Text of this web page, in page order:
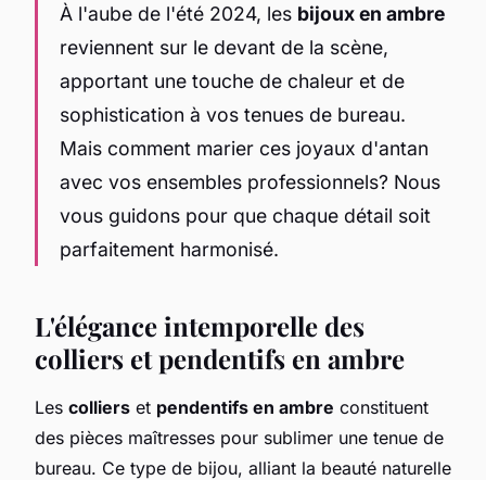
À l'aube de l'été 2024, les bijoux en ambre
reviennent sur le devant de la scène,
apportant une touche de chaleur et de
sophistication à vos tenues de bureau.
Mais comment marier ces joyaux d'antan
avec vos ensembles professionnels? Nous
vous guidons pour que chaque détail soit
parfaitement harmonisé.
L'élégance intemporelle des
colliers et pendentifs en ambre
Les colliers et pendentifs en ambre constituent
des pièces maîtresses pour sublimer une tenue de
bureau. Ce type de bijou, alliant la beauté naturelle